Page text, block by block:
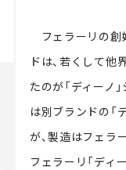
フェラーリの創
ドは、若くして他
たのが「ディーノ
は別ブランドの「
が、製造はフェラ
フェラーリ「ディ